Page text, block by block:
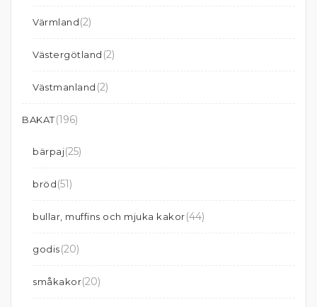
Värmland(2)
Västergötland (2)
Västmanland (2)
BAKAT(196)
bärpaj(25)
bröd(51)
bullar, muffins och mjuka kakor(44)
godis(20)
småkakor(20)